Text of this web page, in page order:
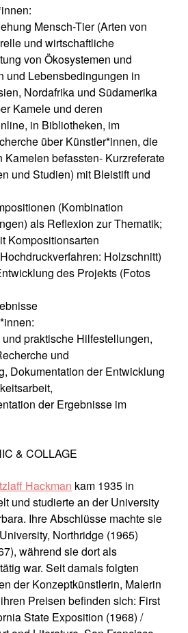
Mensch-Tier (Arten von
und wirtschaftliche
von Ökosystemen und
und Lebensbedingungen in
Nordafrika und Südamerika
Kamele und deren
in Bibliotheken, im
über Künstler*innen, die
Kamelen befassten- Kurzreferate
und Studien) mit Bleistift und
(Kombination
als Reflexion zur Thematik;
Kompositionsarten
Holzschnitt)
des Projekts (Fotos
praktische Hilfestellungen,
und
Dokumentation der Entwicklung
der Ergebnisse im
& COLLAGE
Hackman kam 1935 in
und studierte an der University
Ihre Abschlüsse machte sie
Northridge (1965)
während sie dort als
war. Seit damals folgten
der Konzeptkünstlerin, Malerin
Preisen befinden sich: First
State Exposition (1968) /